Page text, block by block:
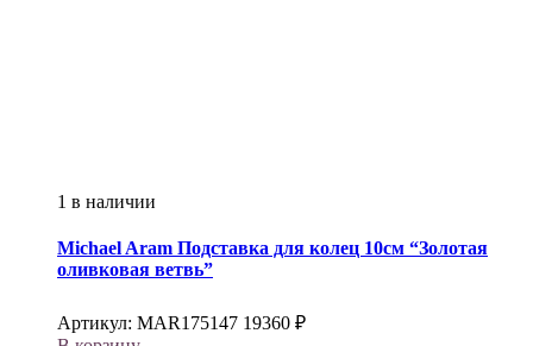
1 в наличии
Michael Aram Подставка для колец 10см “Золотая
оливковая ветвь”
Артикул: MAR175147 19360 ₽